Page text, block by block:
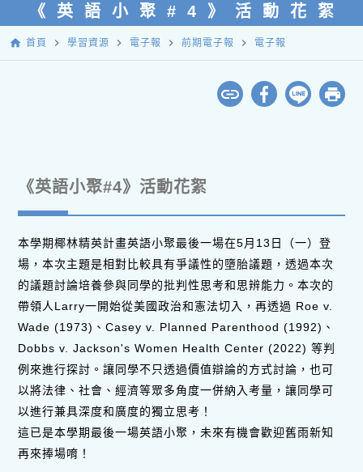
《英語小聚#4》活動花絮
home 首頁 navigate_next 學習資源 navigate_next 電子報 navigate_next 前期電子報 navigate_next 電子報
《英語小聚#4》活動花絮
本學期椰林精英計畫英語小聚最後一場在5月13日（一）登
場，本次主題是相對比較具有爭議性的墮胎議題，透過本次
的議題討論培養參與同學的批判性思考和思辨能力。本次的
帶領人Larry一開始從美國政治和憲法切入，再透過 Roe v.
Wade (1973)、Casey v. Planned Parenthood (1992)、
Dobbs v. Jackson's Women Health Center (2022) 等判
例來進行探討。讓同學不只透過價值辯論的方式討論，也可
以將法律、社會、經濟等眾多角度一併納入考量，讓同學可
以進行兼具深度和廣度的獨立思考！
這已是本學期最後一場英語小聚，未來有機會歡迎舊雨新知
再來捧場唷！